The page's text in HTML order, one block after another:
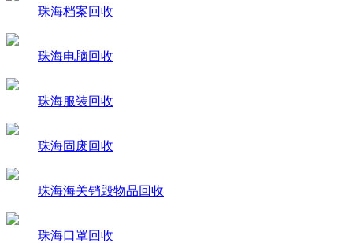
珠海档案回收
珠海电脑回收
珠海服装回收
珠海固废回收
珠海海关销毁物品回收
珠海口罩回收